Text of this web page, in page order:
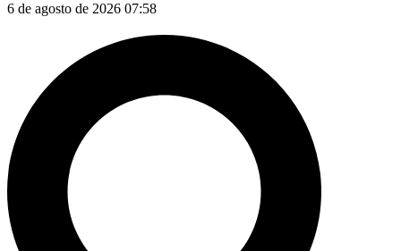
6 de agosto de 2026 07:58